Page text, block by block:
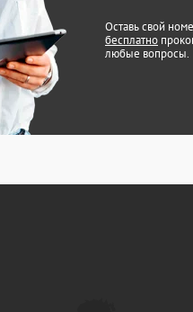
Оставь свой
бесплатно
любые вопросы.